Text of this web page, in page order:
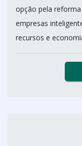
opção pela
empresas
recursos e